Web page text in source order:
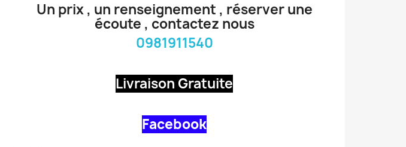
Un prix , un renseignement , réserver une
écoute , contactez nous
0981911540
Livraison Gratuite
Facebook